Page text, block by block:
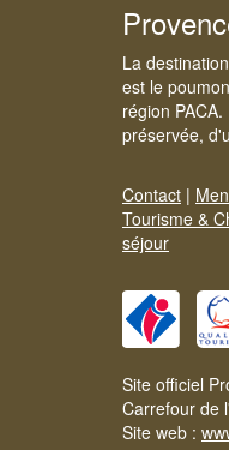
La
est le
région
préservée,
Contact |
Tourisme &
séjour
Site officiel
Carrefour de
Site web :